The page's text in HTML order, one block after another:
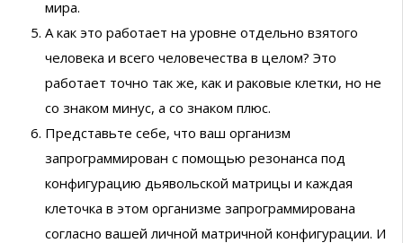
мира.
А как это работает на уровне отдельно взятого
человека и всего человечества в целом? Это
работает точно так же, как и раковые клетки, но не
со знаком минус, а со знаком плюс.
Представьте себе, что ваш организм
запрограммирован с помощью резонанса под
конфигурацию дьявольской матрицы и каждая
клеточка в этом организме запрограммирована
согласно вашей личной матричной конфигурации. И